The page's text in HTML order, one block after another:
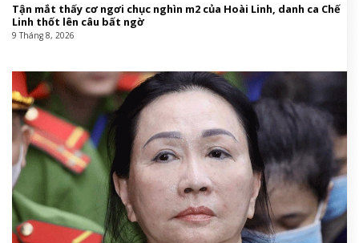
Tận mắt thấy cơ ngơi chục nghìn m2 của Hoài Linh, danh ca Chế
Linh thốt lên câu bất ngờ
9 Tháng 8, 2026